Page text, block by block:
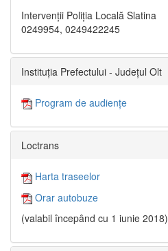
Intervenții Poliția Locală Slatina
0249954, 0249422245
Instituția Prefectului - Județul Olt
Program de audiențe
Loctrans
Harta traseelor
Orar autobuze
(valabil începând cu 1 iunie 2018)